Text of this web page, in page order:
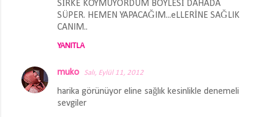
SİRKE KOYMUYORDUM BÖYLESİ DAHADA
SÜPER. HEMEN YAPACAĞIM...eLLERİNE SAĞLIK
CANIM..
YANITLA
muko Salı, Eylül 11, 2012
harika görünüyor eline sağlık kesinlikle denemeli
sevgiler